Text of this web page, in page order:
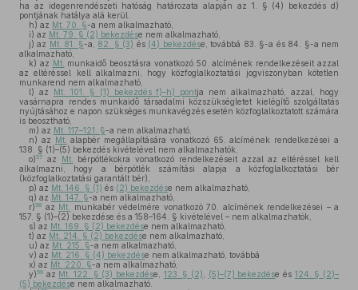
ha az idegenrendészeti hatóság határozata alapján az 1. § (4) bekezdés d)
pontjának hatálya alá kerül.
h) az Mt. 70. §-a nem alkalmazható,
i) az Mt. 79. § (2) bekezdése nem alkalmazható,
j) az Mt. 81. §-a, 82. § (3) és (4) bekezdése, továbbá 83. §-a és 84. §-a nem
alkalmazható,
k) az Mt. munkaidő beosztásra vonatkozó 50. alcímének rendelkezéseit azzal
az eltéréssel kell alkalmazni, hogy közfoglalkoztatási jogviszonyban kötetlen
munkarend nem alkalmazható,
l) az Mt. 101. § (1) bekezdés f)–h) pontja nem alkalmazható, azzal, hogy
vasárnapra rendes munkaidő társadalmi közszükségletet kielégítő szolgáltatás
nyújtásához e napon szükséges munkavégzés esetén közfoglalkoztatott számára
is beosztható,
m) az Mt. 117–121. §-a nem alkalmazható,
n) az Mt. alapbér megállapítására vonatkozó 65. alcímének rendelkezései a
138. § (1)–(5) bekezdés kivételével nem alkalmazhatók,
o)57 az Mt.
bérpótlékokra vonatkozó rendelkezéseit azzal az eltéréssel kell
alkalmazni, hogy a bérpótlék számítási alapja a közfoglalkoztatási bér
(közfoglalkoztatási garantált bér),
p) az Mt. 146. § (1) és (2) bekezdése nem alkalmazható,
q) az Mt. 147. §-a nem alkalmazható,
r)58 az Mt.
munkabér védelmére vonatkozó 70. alcímének rendelkezései – a
157. § (1)–(2) bekezdése és a 158–164. § kivételével – nem alkalmazhatók,
s) az Mt. 169. § (2) bekezdése nem alkalmazható,
t) az Mt. 214. § (2) bekezdése nem alkalmazható,
u) az Mt. 215. §-a nem alkalmazható,
v) az Mt. 216. § (4) bekezdése nem alkalmazható, továbbá
x) az Mt. 220. §-a nem alkalmazható,
y)59 az Mt. 122. § (3) bekezdése, 123. § (2) (5)–(7) bekezdése és 124. § (2)–
(5) bekezdése nem alkalmazható.